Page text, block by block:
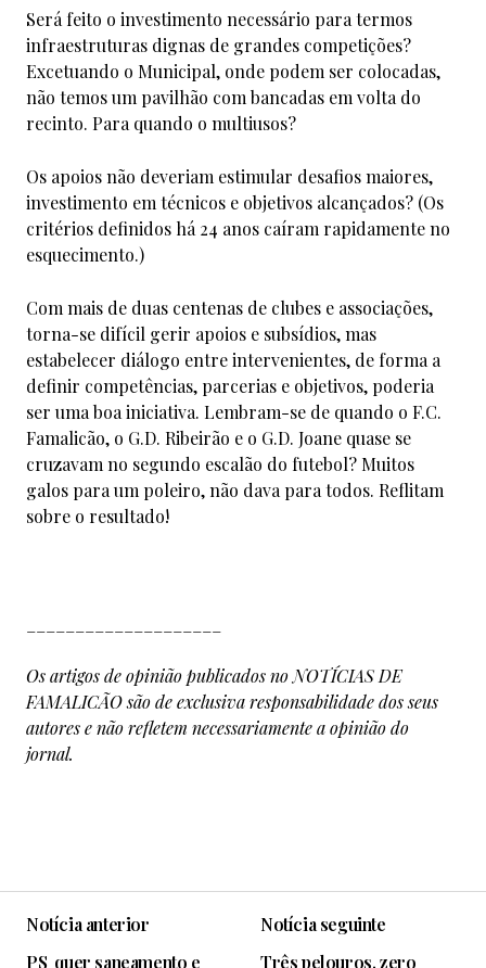
Será feito o investimento necessário para termos
infraestruturas dignas de grandes competições?
Excetuando o Municipal, onde podem ser colocadas,
não temos um pavilhão com bancadas em volta do
recinto. Para quando o multiusos?
Os apoios não deveriam estimular desafios maiores,
investimento em técnicos e objetivos alcançados? (Os
critérios definidos há 24 anos caíram rapidamente no
esquecimento.)
Com mais de duas centenas de clubes e associações,
torna-se difícil gerir apoios e subsídios, mas
estabelecer diálogo entre intervenientes, de forma a
definir competências, parcerias e objetivos, poderia
ser uma boa iniciativa. Lembram-se de quando o F.C.
Famalicão, o G.D. Ribeirão e o G.D. Joane quase se
cruzavam no segundo escalão do futebol? Muitos
galos para um poleiro, não dava para todos. Reflitam
sobre o resultado!
Os artigos de opinião publicados no NOTÍCIAS DE
FAMALICÃO são de exclusiva responsabilidade dos seus
autores e não refletem necessariamente a opinião do
jornal.
Notícia anterior
PS quer saneamento e
Notícia seguinte
Três pelouros, zero